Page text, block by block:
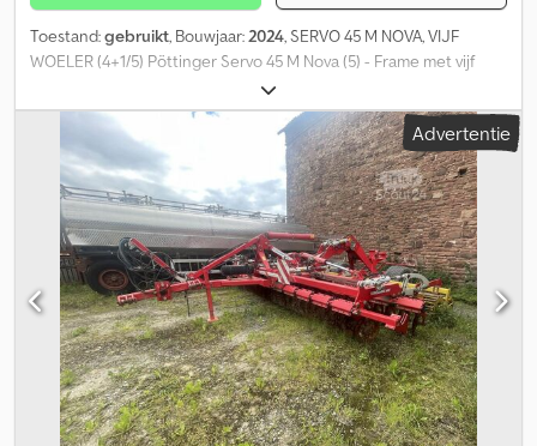
Toestand:gebruikt, Bouwjaar:2024, SERVO 45 M NOVA, VIJF
WOELER (4+1/5) Pöttinger Servo 45 M Nova (5) - Frame met vijf
doorlopende woelers - Framehoogte 80 cm - Afstand tussen de
woelers 95 cm - Aanhaak as, categorie III Dodpfx Agozlva Ie Hsck -
Transportvergrendeling SERVO 4000 - Frame-inklapcilinder
SERVO 4000 - Woelorganen 38 WWS - Woeler 18" omkeerbeitel
DURASTAR - Beschermer aan de achterkant - Schijfechte
achterste woeler (Kies het type schijfechte) - Schijfechte 500,
getand, geveerd, lang - Zwenkarm hydraulisch voor de aanzetwals
- Transportwiel, naar voren geplaatst, 780 x 340 (340/50 x 16),
mechanisch - Console VTPR Standard SERVO 4000
Advertentie